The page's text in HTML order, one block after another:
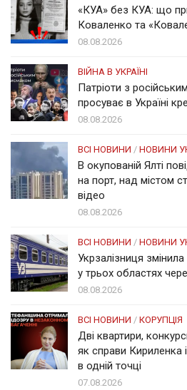
«КУА» без КУА: що
Коваленко та
08.08.2026
ВІЙНА В УКРАЇНІ
Патріоти з
просуває в Україні
08.08.2026
ВСІ НОВИНИ / НОВИНИ
В окупованій Ялті
на порт, над містом
відео
08.08.2026
ВСІ НОВИНИ / НОВИНИ
Укрзалізниця
у трьох областях
08.08.2026
ВСІ НОВИНИ / КОРУПЦІЯ
Дві квартири,
як справи Кириленка
в одній точці
07.08.2026